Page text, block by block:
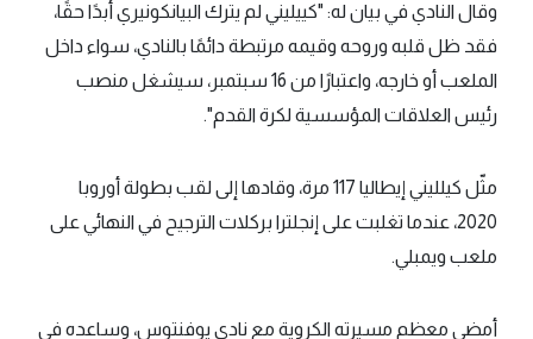
وقال النادي في بيان له: "كييليني لم يترك البيانكونيري أبدًا حقًا،
فقد ظل قلبه وروحه وقيمه مرتبطة دائمًا بالنادي، سواء داخل
الملعب أو خارجه، واعتبارًا من 16 سبتمبر، سيشغل منصب
رئيس العلاقات المؤسسية لكرة القدم".
مثّل كيلليني إيطاليا 117 مرة، وقادها إلى لقب بطولة أوروبا
2020، عندما تغلبت على إنجلترا بركلات الترجيح في النهائي على
ملعب ويمبلي.
أمضى معظم مسيرته الكروية مع نادي يوفنتوس، وساعده في